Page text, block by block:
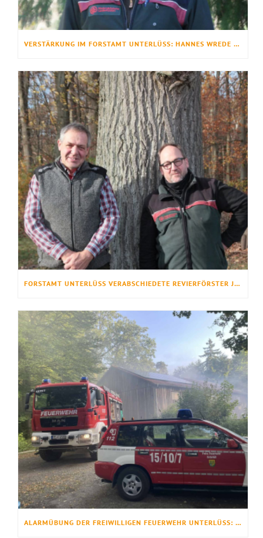
VERSTÄRKUNG IM FORSTAMT UNTERLÜSS: HANNES WREDE STARTET ALS FÖRSTER
FORSTAMT UNTERLÜSS VERABSCHIEDETE REVIERFÖRSTER JÜRGEN MARKS IN DEN RUHESTAND
ALARMÜBUNG DER FREIWILLIGEN FEUERWEHR UNTERLÜSS: BRAND IN MASCHINENHALLE DES FORSTAMTES